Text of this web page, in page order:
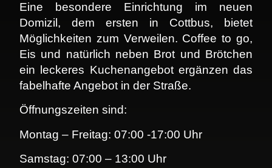
Eine besondere Einrichtung im neuen
Domizil, dem ersten in Cottbus, bietet
Möglichkeiten zum Verweilen. Coffee to go,
Eis und natürlich neben Brot und Brötchen
ein leckeres Kuchenangebot ergänzen das
fabelhafte Angebot in der Straße.
Öffnungszeiten sind:
Montag – Freitag: 07:00 -17:00 Uhr
Samstag: 07:00 – 13:00 Uhr